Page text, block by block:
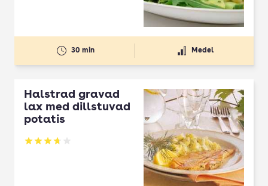
30 min Medel
Halstrad gravad
lax med dillstuvad
potatis
Betyg: 3.7 av 5